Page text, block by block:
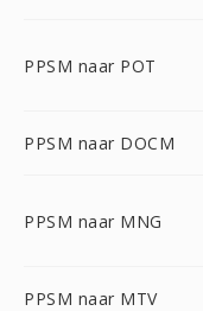
PPSM naar POT
PPSM naar DOCM
PPSM naar MNG
PPSM naar MTV